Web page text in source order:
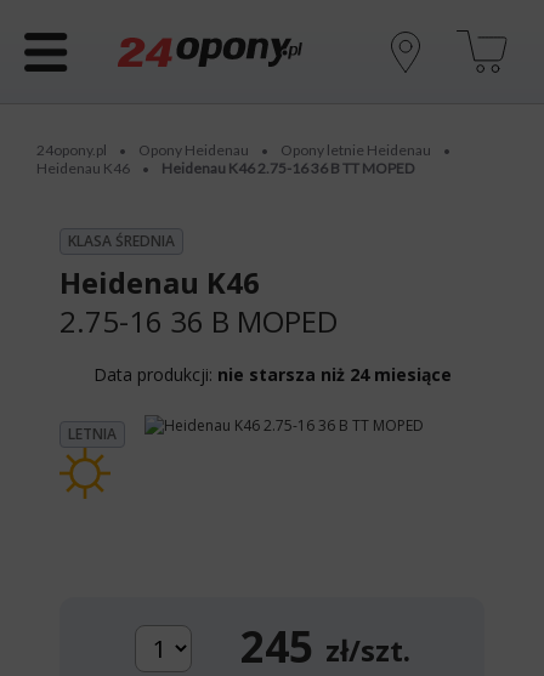
24opony.pl • Opony Heidenau • Opony letnie Heidenau •
Heidenau K46 • Heidenau K46 2.75-16 36 B TT MOPED
KLASA ŚREDNIA
Heidenau K46
2.75-16 36 B MOPED
Data produkcji: nie starsza niż 24 miesiące
LETNIA
245 zł/szt.